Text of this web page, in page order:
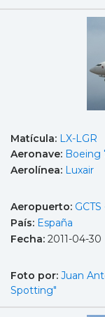
Matícula: LX-LGR
Aeronave: Boeing
Aerolínea: Luxair
Aeropuerto:
País: España
Fecha: 2011-04-30
Foto por: Juan
Spotting"